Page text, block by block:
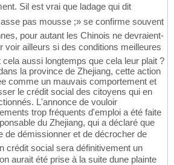
Sil est vrai que ladage qui dit
pas mousse ;» se confirme souvent
pour autant les Chinois ne devraient-
voir ailleurs si des conditions meilleures
aussi longtemps que cela leur plait ?
la province de Zhejiang, cette action
comme un mauvais comportement et
le crédit social des citoyens qui en
L'annonce de vouloir
trop fréquents d'emploi a été faite
du Zhejiang, qui a déclaré que
de démissionner et de décrocher de
crédit social sera définitivement un
aurait été prise à la suite dune plainte